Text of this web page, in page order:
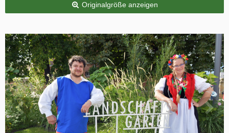
Originalgröße anzeigen